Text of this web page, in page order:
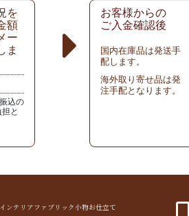
を
額
ー
ま
込の
と
お客様からの
ご入金確認後
国内在庫品は発送手
配します。
海外取り寄せ品は発
注手配となります。
テリアファブリック小物お仕立て